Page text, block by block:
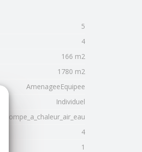
5
4
166 m2
1780 m2
AmenageeEquipee
Individuel
Pompe_a_chaleur_air_eau
4
1